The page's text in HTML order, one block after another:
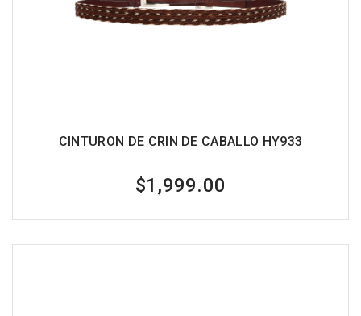
CINTURON DE CRIN DE CABALLO HY933
$1,999.00